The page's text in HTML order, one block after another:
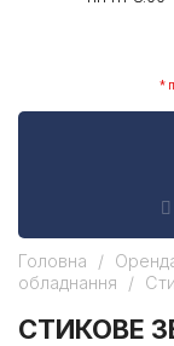
*
Головна
обладнання
СТИКОВЕ